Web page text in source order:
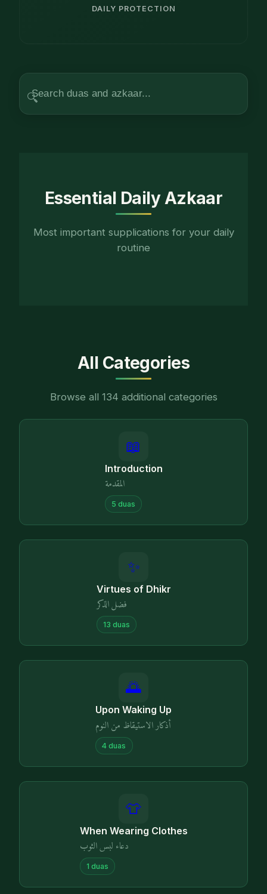
DAILY PROTECTION
🔍
Essential Daily Azkaar
Most important supplications for your daily
routine
All Categories
Browse all 134 additional categories
📖
Introduction
المقدمة
5 duas
✨
Virtues of Dhikr
فضل الذكر
13 duas
🌅
Upon Waking Up
أذكار الاستيقاظ من النوم
4 duas
👕
When Wearing Clothes
دعاء لبس الثوب
1 duas